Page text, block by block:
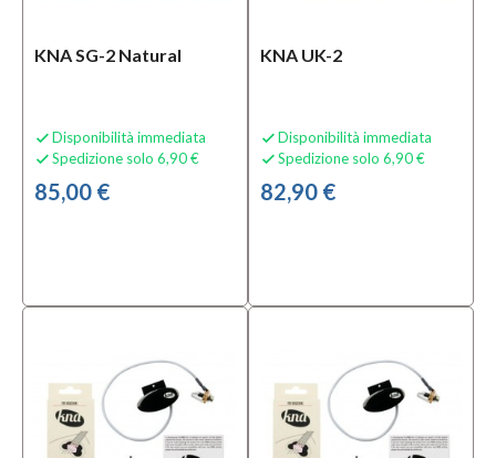
KNA SG-2 Natural
 Disponibilità immediata
 Spedizione solo 6,90 €
85,00 €
KNA UK-2
 Disponibilità immediata
 Spedizione solo 6,90 €
82,90 €